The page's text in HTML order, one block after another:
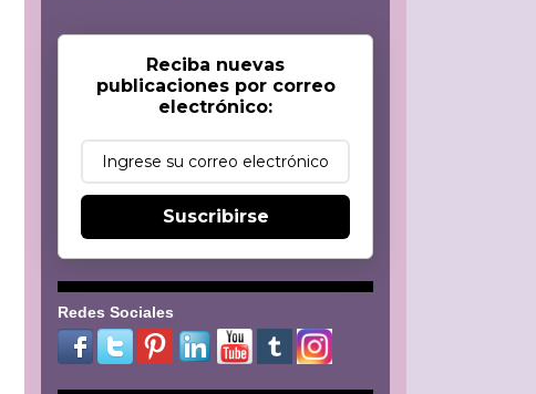
Reciba nuevas
publicaciones por correo
electrónico:
Suscribirse
Redes Sociales